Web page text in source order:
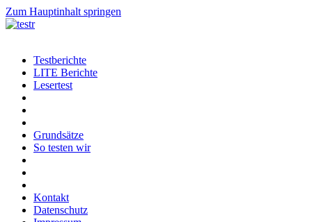
Zum Hauptinhalt springen
Testberichte
LITE Berichte
Lesertest
Grundsätze
So testen wir
Kontakt
Datenschutz